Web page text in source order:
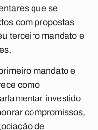
que se
com propostas
terceiro mandato e
mandato e
como
investido
compromissos,
de